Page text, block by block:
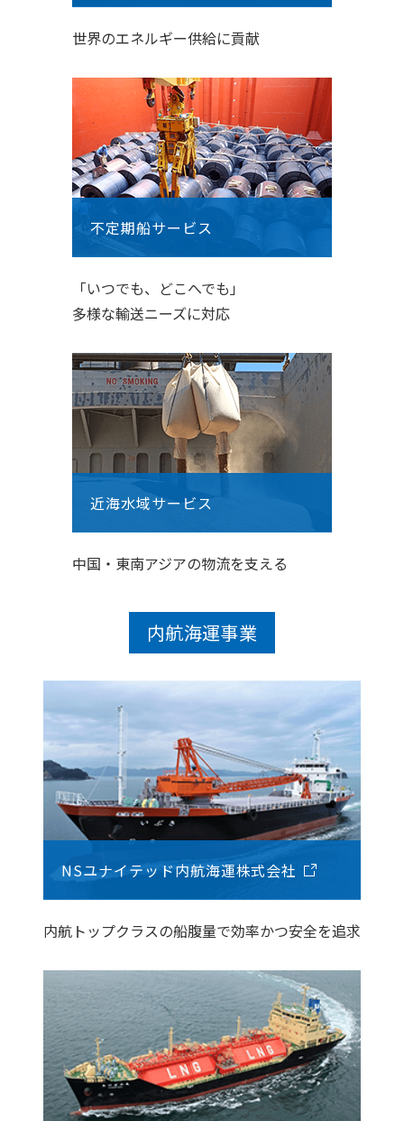
世界のエネルギー供給に貢献
不定期船サービス
「いつでも、どこへでも」
多様な輸送ニーズに対応
近海水域サービス
中国・東南アジアの物流を支える
内航海運事業
NSユナイテッド内航海運株式会社
内航トップクラスの船腹量で効率かつ安全を追求